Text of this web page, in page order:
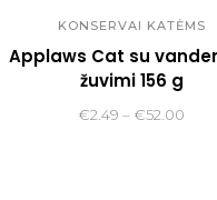
KONSERVAI KATĖMS
Applaws Cat su
žuvimi 156 g
€2.49 – €52.00